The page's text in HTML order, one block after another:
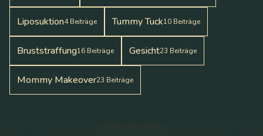
Liposuktion4 Beiträge Tummy Tuck10 Beiträge
Bruststraffung16 Beiträge Gesicht23 Beiträge
Mommy Makeover23 Beiträge